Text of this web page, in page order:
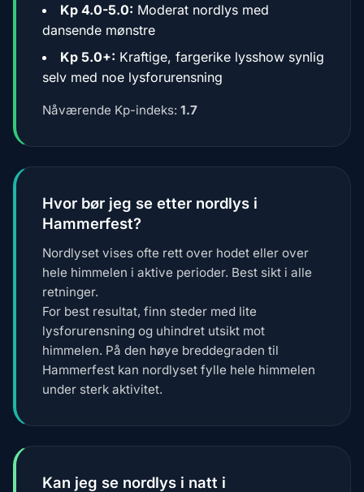
Kp 4.0-5.0: Moderat nordlys med
dansende mønstre
Kp 5.0+: Kraftige, fargerike lysshow synlig
selv med noe lysforurensning
Nåværende Kp-indeks: 1.7
Hvor bør jeg se etter nordlys i
Hammerfest?
Nordlyset vises ofte rett over hodet eller over
hele himmelen i aktive perioder. Best sikt i alle
retninger.
For best resultat, finn steder med lite
lysforurensning og uhindret utsikt mot
himmelen. På den høye breddegraden til
Hammerfest kan nordlyset fylle hele himmelen
under sterk aktivitet.
Kan jeg se nordlys i natt i